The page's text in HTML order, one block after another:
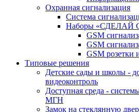
Охранная сигнализация
Система
Наборы «СДЕЛАЙ
GSM
GSM
GSM розетки
Типовые решения
Детские сады и школы -
видеоконтроль
Доступная среда -
МГН
Замок на стеклянную